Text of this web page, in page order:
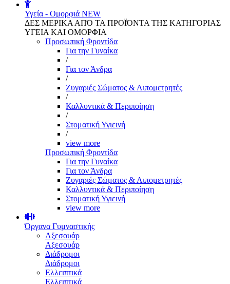
Υγεία - Ομορφιά NEW
ΔΕΣ ΜΕΡΙΚΑ ΑΠΌ ΤΑ ΠΡΟΪΌΝΤΑ ΤΗΣ ΚΑΤΗΓΟΡΙΑΣ
ΥΓΕΙΑ ΚΑΙ ΟΜΟΡΦΙΑ
Προσωπική Φροντίδα
Για την Γυναίκα
/
Για τον Άνδρα
/
Ζυγαριές Σώματος & Λιπομετρητές
/
Καλλυντικά & Περιποίηση
/
Στοματική Υγιεινή
/
view more
Προσωπική Φροντίδα
Για την Γυναίκα
Για τον Άνδρα
Ζυγαριές Σώματος & Λιπομετρητές
Καλλυντικά & Περιποίηση
Στοματική Υγιεινή
view more
Όργανα Γυμναστικής
Αξεσουάρ
Αξεσουάρ
Διάδρομοι
Διάδρομοι
Ελλειπτικά
Ελλειπτικά